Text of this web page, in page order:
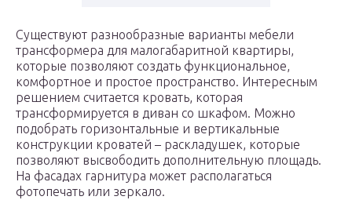
Существуют разнообразные варианты мебели
трансформера для малогабаритной квартиры,
которые позволяют создать функциональное,
комфортное и простое пространство. Интересным
решением считается кровать, которая
трансформируется в диван со шкафом. Можно
подобрать горизонтальные и вертикальные
конструкции кроватей – раскладушек, которые
позволяют высвободить дополнительную площадь.
На фасадах гарнитура может располагаться
фотопечать или зеркало.